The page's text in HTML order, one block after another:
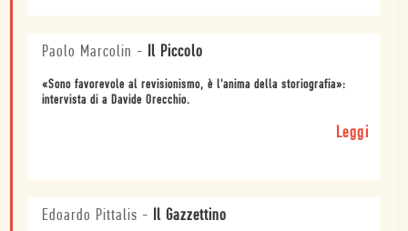
Paolo Marcolin - Il Piccolo
«Sono favorevole al revisionismo, è l'anima della storiografia»:
intervista di a Davide Orecchio.
Leggi
Edoardo Pittalis - Il Gazzettino